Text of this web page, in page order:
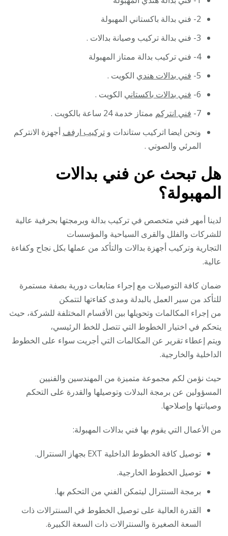
2- فني بدالة باكستاني المهبولة
3- فني بدالة تركيب وصيانة بدالات .
4- فني تركيب بدالة ممتاز المهبولة
5- فني بدالات هندي الكويت .
6- فني بدالات باكستاني الكويت .
7- فني انتركم ممتاز خدمة 24 ساعة بالكويت .
ونحن ايضا اتركيب ستاندات وتركيب ارفف أجهزة الانتركم
المرئي والصوتي .
هل تبحث عن فني بدالات
المهبولة؟
لدينا أمهر فني متخصص في تركيب بدالة وبرمجتها بحرفية عالية
للشركات والفلل والقرى السياحية والمؤسسات
التجارية وتركيب أجهزة بدالات والتأكد من عملها بكل نجاح وكفاءة
عالية.
ضمان كافة التوصيلات مع إجراء متابعات دورية بصفة مستمرة
للتأكد من سير العمل بالبدلة ومدى كفاءتها لتتمكن
من إجراء المكالمات وتحويلها بين الأقسام المختلفة للشركة، حيث
يتحكم في اختيار الخطوط التي تتصل للخط الرئيسي،
ويتم إعطاء تقرير عن المكالمات التي أجريت سواء على الخطوط
الداخلية والخارجية.
حيث نؤمن لكم مجموعة متميزة من المهندسين والفنيين
المسؤولين عن برمجة البدلات وتوصيلها والقدرة على التحكم
وصيانتها وإصلاحها.
من الأعمال التي يقوم بها فني بدالات المهبولة:
توصيل كافة الخطوط الداخلية EXT بجهاز السنترال.
توصيل الخطوط الخارجية.
برمجة السنترال ليتمكن الفني من التحكم بها.
القدرة العالية على توصيل الخطوط في السنترالات ذات
السعة الصغيرة والسنترالات ذات السعة الكبيرة.